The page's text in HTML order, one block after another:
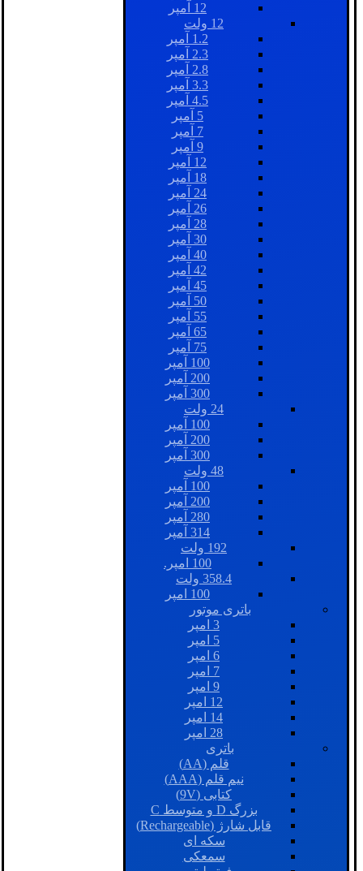
12 آمپر
12 ولت
1.2 آمپر
2.3 آمپر
2.8 آمپر
3.3 آمپر
4.5 آمپر
5 آمپر
7 آمپر
9 آمپر
12 آمپر
18 آمپر
24 آمپر
26 آمپر
28 آمپر
30 آمپر
40 آمپر
42 آمپر
45 آمپر
50 آمپر
55 آمپر
65 آمپر
75 آمپر
100 آمپر
200 آمپر
300 آمپر
24 ولت
100 آمپر
200 آمپر
300 آمپر
48 ولت
100 آمپر
200 آمپر
280 آمپر
314 آمپر
192 ولت
100 امپر.
358.4 ولت
100 امپر
باتری موتور
3 امپر
5 امپر
6 امپر
7 امپر
9 امپر
12 امپر
14 امپر
28 امپر
باتری
قلم (AA)
نیم قلم (AAA)
کتابی (9V)
بزرگ D و متوسط C
قابل شارژ (Rechargeable)
سکه ای
سمعکی